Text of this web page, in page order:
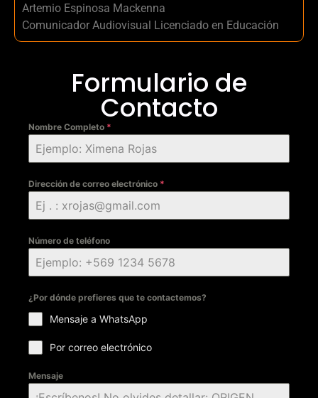
Artemio Espinosa Mackenna
Comunicador Audiovisual Licenciado en Educación
Formulario de
Contacto
Nombre Completo *
Dirección de correo electrónico *
Número de teléfono
¿Por dónde prefieres que te contactemos?
Mensaje a WhatsApp
Por correo electrónico
Mensaje